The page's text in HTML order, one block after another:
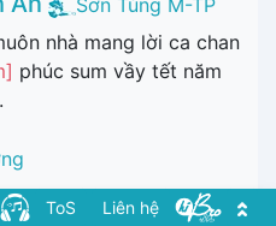
nhà mang lời ca chan
phúc sum vầy tết năm
mùa[Dm] xuân đôi tám
ToS Liên hệ